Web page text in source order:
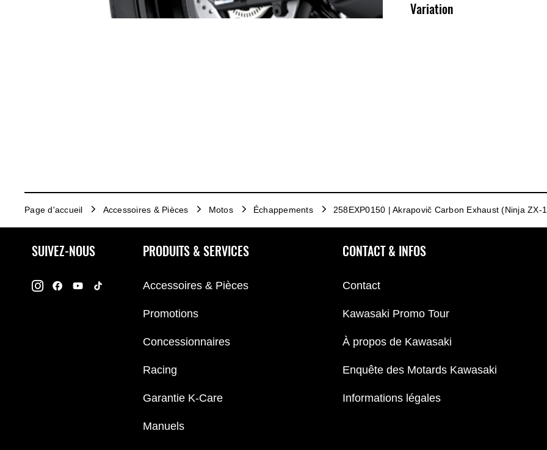
Variation
Page d'accueil Accessoires & Pièces Motos Échappements 258EXP0150 | Akrapovič Carbon Exhaust (Ninja ZX-
SUIVEZ-NOUS PRODUITS & SERVICES
Accessoires & Pièces
Promotions
Concessionnaires
Racing
Garantie K-Care
Manuels
CONTACT & INFOS
Contact
Kawasaki Promo Tour
À propos de Kawasaki
Enquête des Motards Kawasaki
Informations légales